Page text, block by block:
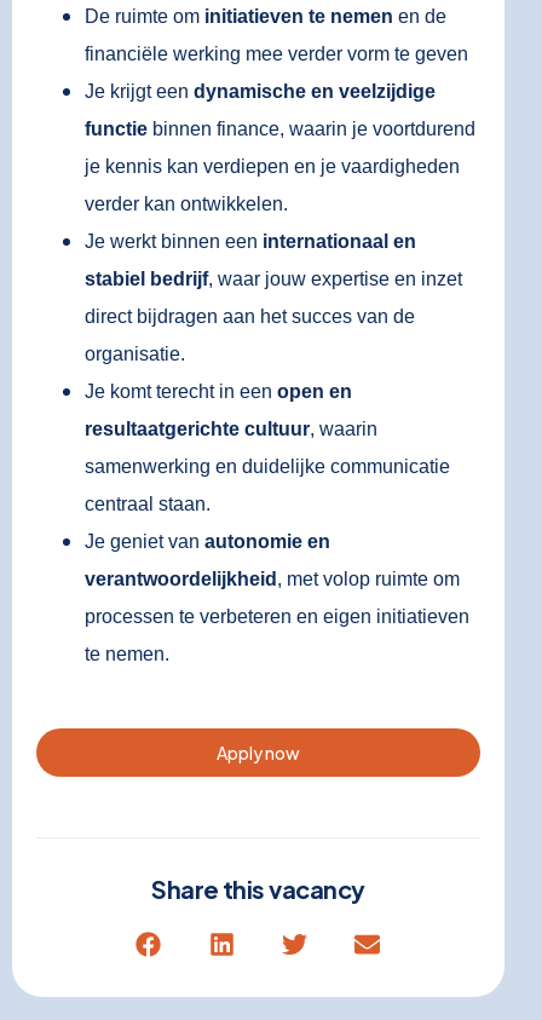
De ruimte om initiatieven te nemen en de
financiële werking mee verder vorm te geven
Je krijgt een dynamische en veelzijdige
functie binnen finance, waarin je voortdurend
je kennis kan verdiepen en je vaardigheden
verder kan ontwikkelen.
Je werkt binnen een internationaal en
stabiel bedrijf, waar jouw expertise en inzet
direct bijdragen aan het succes van de
organisatie.
Je komt terecht in een open en
resultaatgerichte cultuur, waarin
samenwerking en duidelijke communicatie
centraal staan.
Je geniet van autonomie en
verantwoordelijkheid , met volop ruimte om
processen te verbeteren en eigen initiatieven
te nemen.
Apply now
Share this vacancy